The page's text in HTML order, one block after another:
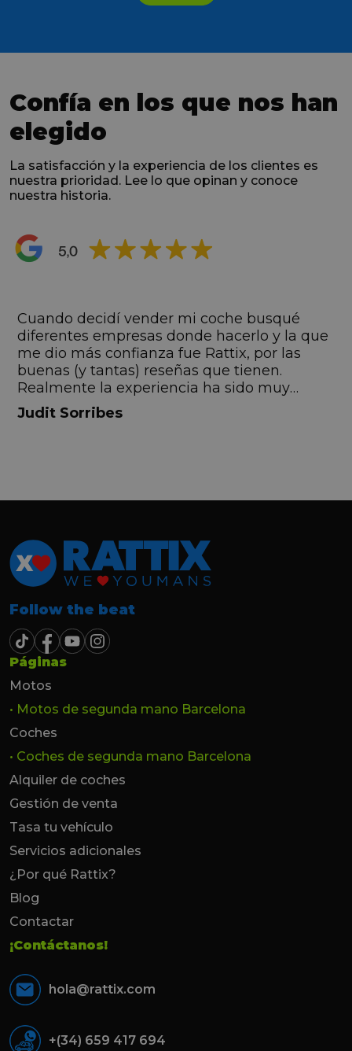
Confía en los que nos han
elegido
La satisfacción y la experiencia de los clientes es
nuestra prioridad. Lee lo que opinan y conoce
nuestra historia.
Cuando decidí vender mi coche busqué
diferentes empresas donde hacerlo y la que
me dio más confianza fue Rattix, por las
buenas (y tantas) reseñas que tienen.
Realmente la experiencia ha sido muy
buena, Carolina ha sido siempre muy atenta
y profesional. Finalmente mi hermana se
Judit Sorribes
Follow the beat
Páginas
Motos
• Motos de segunda mano Barcelona
Coches
• Coches de segunda mano Barcelona
Alquiler de coches
Gestión de venta
Tasa tu vehículo
Servicios adicionales
¿Por qué Rattix?
Blog
Contactar
¡Contáctanos!
hola@rattix.com
+(34) 659 417 694